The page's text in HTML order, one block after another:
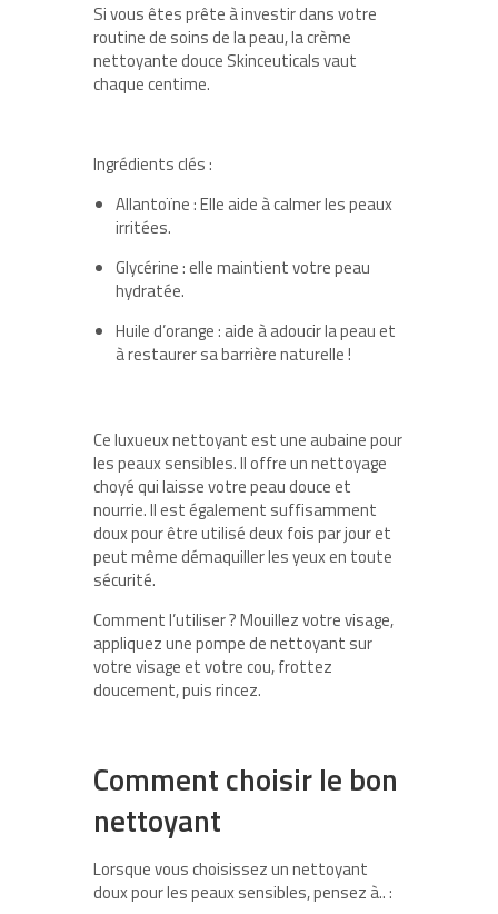
Si vous êtes prête à investir dans votre
routine de soins de la peau, la crème
nettoyante douce Skinceuticals vaut
chaque centime.
Ingrédients clés :
Allantoïne : Elle aide à calmer les peaux
irritées.
Glycérine : elle maintient votre peau
hydratée.
Huile d’orange : aide à adoucir la peau et
à restaurer sa barrière naturelle !
Ce luxueux nettoyant est une aubaine pour
les peaux sensibles. Il offre un nettoyage
choyé qui laisse votre peau douce et
nourrie. Il est également suffisamment
doux pour être utilisé deux fois par jour et
peut même démaquiller les yeux en toute
sécurité.
Comment l’utiliser ? Mouillez votre visage,
appliquez une pompe de nettoyant sur
votre visage et votre cou, frottez
doucement, puis rincez.
Comment choisir le bon
nettoyant
Lorsque vous choisissez un nettoyant
doux pour les peaux sensibles, pensez à.. :